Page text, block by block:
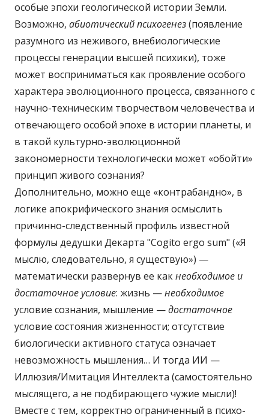
особые эпохи геологической истории Земли.
Возможно, абиотический психогенез(появление
разумного из неживого, внебиологические
процессы генерации высшей психики), тоже
может восприниматься как проявление особого
характера эволюционного процесса, связанного с
научно-техническим творчеством человечества и
отвечающего особой эпохе в истории планеты, и
в такой культурно-эволюционной
закономерности технологически может «обойти»
принцип живого сознания?
Дополнительно, можно еще «контрабандно», в
логике апокрифического знания осмыслить
причинно-следственный профиль известной
формулы дедушки Декарта "Cogito ergo sum" («Я
мыслю, следовательно, я существую») —
математически развернув ее какнеобходимое и
достаточное условие: жизнь —необходимое
условие сознания, мышление —достаточное
условие состояния жизненности; отсутствие
биологически активного статуса означает
невозможность мышления… И тогда ИИ —
Иллюзия/Имитация Интеллекта (самостоятельно
мыслящего, а не подбирающего чужие мысли)!
Вместе с тем, корректно ограниченный в психо-